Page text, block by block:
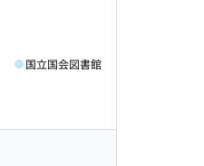
国立国会図書館